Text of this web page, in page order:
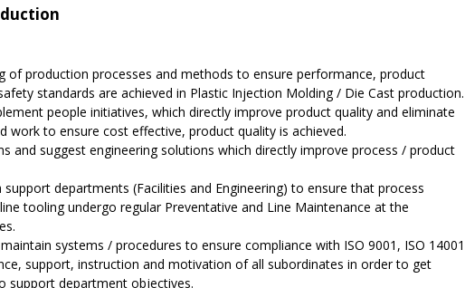
of production processes and methods to ensure performance, product
standards are achieved in Plastic Injection Molding / Die Cast production.
people initiatives, which directly improve product quality and eliminate
work to ensure cost effective, product quality is achieved.
and suggest engineering solutions which directly improve process / product
departments (Facilities and Engineering) to ensure that process
tooling undergo regular Preventative and Line Maintenance at the
systems / procedures to ensure compliance with ISO 9001, ISO 14001
support, instruction and motivation of all subordinates in order to get
support department objectives.